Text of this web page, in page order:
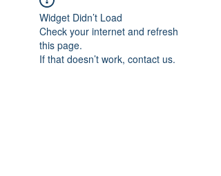
Widget Didn’t Load
Check your internet and refresh
this page.
If that doesn’t work, contact us.